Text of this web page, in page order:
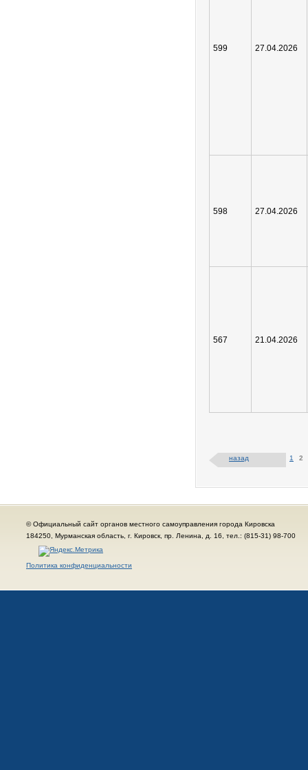
599 27.04.2026
598 27.04.2026
567 21.04.2026
назад 1 2
© Официальный сайт органов местного самоуправления города Кировска
184250, Мурманская область, г. Кировск, пр. Ленина, д. 16, тел.: (815-31) 98-700
Политика конфиденциальности